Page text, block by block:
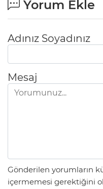
Yorum Ekle
Adınız Soyadınız
Mesaj
Gönderilen yorumların
içermemesi gerektiğini